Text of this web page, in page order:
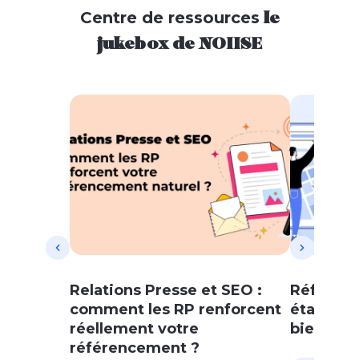
Centre de ressources le
jukebox de NOIISE
Relations Presse et SEO :
comment les RP renforcent
réellement votre
référencement ?
étapes
bien